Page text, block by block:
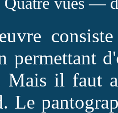
permettant
Mais il faut
Le